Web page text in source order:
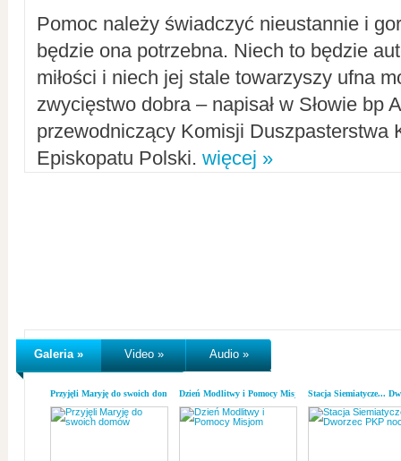
Pomoc należy świadczyć nieustannie i
będzie ona potrzebna. Niech to będzie
miłości i niech jej stale towarzyszy ufna
zwycięstwo dobra – napisał w Słowie bp
przewodniczący Komisji Duszpasterstwa
Episkopatu Polski. więcej »
Galeria » Video » Audio »
Przyjęli Maryję do swoich domówDzień Modlitwy i Pomocy MisjomStacja Siemiatycze...